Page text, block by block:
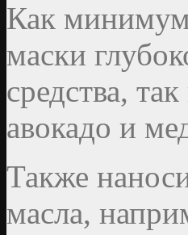
Как
маски
средства,
авокадо и
Также
масла,